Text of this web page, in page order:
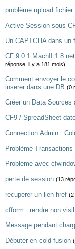
problème upload fichier
Active Session sous
Un CAPTCHA dans un
CF 9.0.1 MachII 1.8
réponse, il y a 181 mois)
Comment envoyer le
inserer dans une DB (0
Créer un Data
CF9 / SpreadSheet
Connection Admin :
Problème
Probléme avec
perte de session (13
recuperer un lien href (2
cfform : rendre non
Message pendant
Débuter en cold fusion